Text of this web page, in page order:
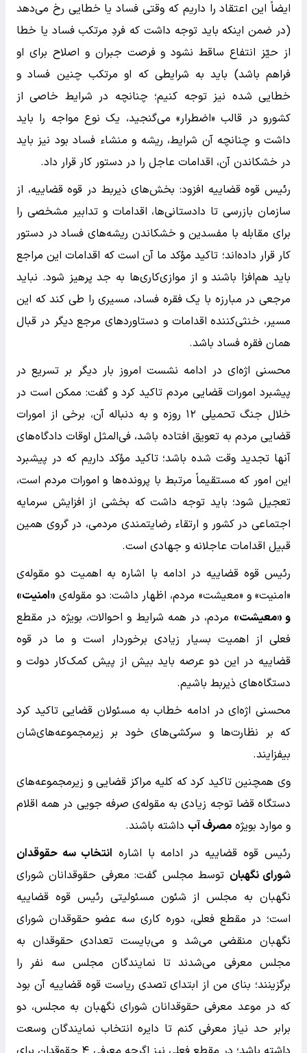
ایضاً این اعتقاد را داریم که وقتی فساد یا خطایی رخ می‌دهد
(در ضمن اینکه باید توجه داشت که فردِ مرتکب فساد یا خطا
از حیّز انتفاع ساقط نشود و فرصت جبران و اصلاح برای او
فراهم باشد) باید به شرایطی که او مرتکب چنین فساد و
خطایی شده نیز توجه کنیم؛ چنانچه در شرایط خاصی از
کشورو در قالب «اضطرار» می‌گنجید، یک نوع مواجه را باید
داشت و چنانچه آن شرایط، ریشه و منشاء فساد بود نیز باید
در خشکاندن آن، اقدامات عاجل را در دستور کار قرار داد.
رئیس قوه قضاییه افزود: بخش‌های ذیربط در قوه قضاییه، از
سازمان بازرسی تا دادستانی‌ها، اقدامات و تدابیر مشخصی را
برای مقابله با مفسدین و خشکاندن ریشه‌های فساد در دستور
کار قرار داده‌اند؛ تاکید مؤکد ما آن است که اقدامات این مراجع
باید هم‌افزا باشند و از موازی‌کاری‌ها به جد پرهیز شود. نباید
مرجعی در مبارزه با یک فقره فساد، مسیری را طی کند که این
مسیر، خنثی‌کننده اقدامات و دستاوردهای مرجع دیگر در قبال
همان فقره فساد باشد.
محسنی اژه‌ای در ادامه نشست امروز بار دیگر بر تسریع در
پیشبرد امورات قضایی مردم تاکید کرد و گفت: ممکن است در
خلال جنگ تحمیلی ۱۲ روزه و به دنباله آن، برخی از امورات
قضایی مردم به تعویق افتاده باشد، فی‌المثل اوقات دادگاه‌های
آنها تجدید وقت شده باشد؛ تاکید مؤکد داریم که در پیشبرد
این امور که مستقیماً مرتبط با پرونده‌ها و امورات مردم است،
تعجیل شود؛ باید توجه داشت که بخشی از افزایش سرمایه
اجتماعی در کشور و ارتقاء رضایتمندی مردمی، در گروی همین
قبیل اقدامات عاجلانه و جهادی است.
رئیس قوه قضاییه در ادامه با اشاره به اهمیت دو مقوله‌ی
«امنیت» و «معیشت» مردم، اظهار داشت: دو مقوله‌ی «امنیت»
و «معیشت» مردم، در همه شرایط و احوالات، بویژه در مقطع
فعلی از اهمیت بسیار زیادی برخوردار است و ما در قوه
قضاییه در این دو عرصه باید بیش از پیش کمک‌کار دولت و
دستگاه‌های ذیربط باشیم.
محسنی اژه‌ای در ادامه خطاب به مسئولان قضایی تاکید کرد
که بر نظارت‌ها و سرکشی‌های خود بر زیرمجموعه‌های‌شان
بیفزایند.
وی همچنین تاکید کرد که کلیه مراکز قضایی و زیرمجموعه‌های
دستگاه قضا توجه زیادی به مقوله‌ی صرفه جویی در همه اقلام
و موارد بویژه مصرف آب داشته باشند.
رئیس قوه قضاییه در ادامه با اشاره انتخاب سه حقوقدان
شورای نگهبان توسط مجلس گفت: معرفی حقوقدانان شورای
نگهبان به مجلس از شئون مسئولیتی رئیس قوه قضاییه
است؛ در مقطع فعلی، دوره کاری سه عضو حقوقدان شورای
نگهبان منقضی می‌شد و می‌بایست تعدادی حقوقدان به
مجلس معرفی می‌شدند تا نمایندگان مجلس سه نفر را
برگزینند؛ بنای من از ابتدای تصدی ریاست قوه قضاییه آن بود
که در موعد معرفی حقوقدانان شورای نگهبان به مجلس، دو
برابر حد نیاز معرفی کنم تا دایره انتخاب نمایندگان وسعت